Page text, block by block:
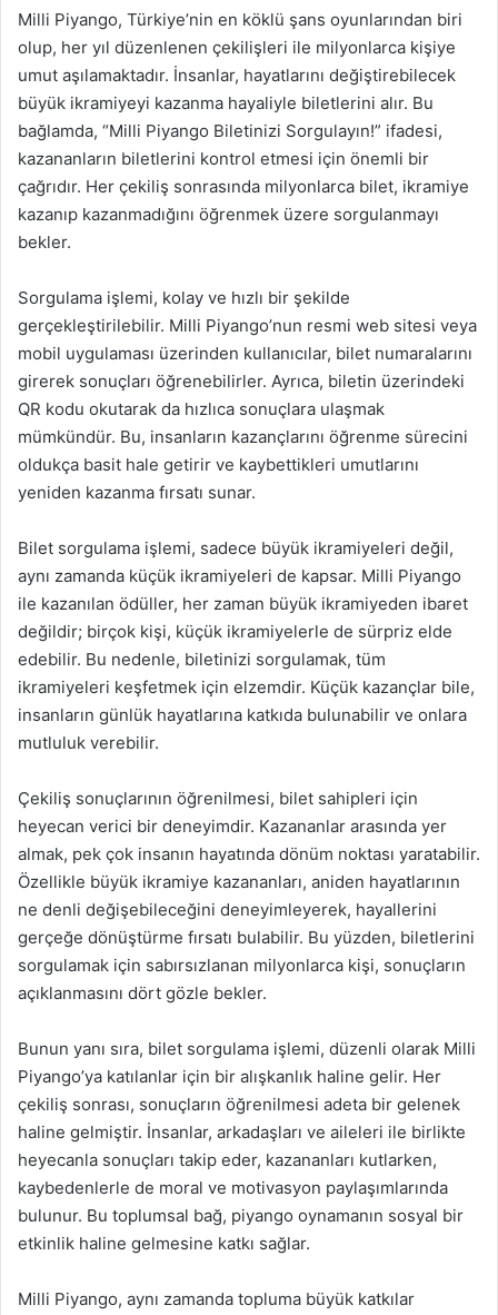
Milli Piyango, Türkiye’nin en köklü şans oyunlarından biri
olup, her yıl düzenlenen çekilişleri ile milyonlarca kişiye
umut aşılamaktadır. İnsanlar, hayatlarını değiştirebilecek
büyük ikramiyeyi kazanma hayaliyle biletlerini alır. Bu
bağlamda, “Milli Piyango Biletinizi Sorgulayın!” ifadesi,
kazananların biletlerini kontrol etmesi için önemli bir
çağrıdır. Her çekiliş sonrasında milyonlarca bilet, ikramiye
kazanıp kazanmadığını öğrenmek üzere sorgulanmayı
bekler.
Sorgulama işlemi, kolay ve hızlı bir şekilde
gerçekleştirilebilir. Milli Piyango’nun resmi web sitesi veya
mobil uygulaması üzerinden kullanıcılar, bilet numaralarını
girerek sonuçları öğrenebilirler. Ayrıca, biletin üzerindeki
QR kodu okutarak da hızlıca sonuçlara ulaşmak
mümkündür. Bu, insanların kazançlarını öğrenme sürecini
oldukça basit hale getirir ve kaybettikleri umutlarını
yeniden kazanma fırsatı sunar.
Bilet sorgulama işlemi, sadece büyük ikramiyeleri değil,
aynı zamanda küçük ikramiyeleri de kapsar. Milli Piyango
ile kazanılan ödüller, her zaman büyük ikramiyeden ibaret
değildir; birçok kişi, küçük ikramiyelerle de sürpriz elde
edebilir. Bu nedenle, biletinizi sorgulamak, tüm
ikramiyeleri keşfetmek için elzemdir. Küçük kazançlar bile,
insanların günlük hayatlarına katkıda bulunabilir ve onlara
mutluluk verebilir.
Çekiliş sonuçlarının öğrenilmesi, bilet sahipleri için
heyecan verici bir deneyimdir. Kazananlar arasında yer
almak, pek çok insanın hayatında dönüm noktası yaratabilir.
Özellikle büyük ikramiye kazananları, aniden hayatlarının
ne denli değişebileceğini deneyimleyerek, hayallerini
gerçeğe dönüştürme fırsatı bulabilir. Bu yüzden, biletlerini
sorgulamak için sabırsızlanan milyonlarca kişi, sonuçların
açıklanmasını dört gözle bekler.
Bunun yanı sıra, bilet sorgulama işlemi, düzenli olarak Milli
Piyango’ya katılanlar için bir alışkanlık haline gelir. Her
çekiliş sonrası, sonuçların öğrenilmesi adeta bir gelenek
haline gelmiştir. İnsanlar, arkadaşları ve aileleri ile birlikte
heyecanla sonuçları takip eder, kazananları kutlarken,
kaybedenlerle de moral ve motivasyon paylaşımlarında
bulunur. Bu toplumsal bağ, piyango oynamanın sosyal bir
etkinlik haline gelmesine katkı sağlar.
Milli Piyango, aynı zamanda topluma büyük katkılar